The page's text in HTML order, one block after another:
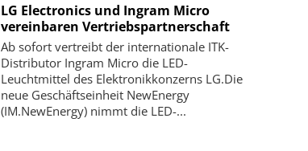
LG Electronics und Ingram Micro
vereinbaren Vertriebspartnerschaft
Ab sofort vertreibt der internationale ITK-
Distributor Ingram Micro die LED-
Leuchtmittel des Elektronikkonzerns LG.Die
neue Geschäftseinheit NewEnergy
(IM.NewEnergy) nimmt die LED-...